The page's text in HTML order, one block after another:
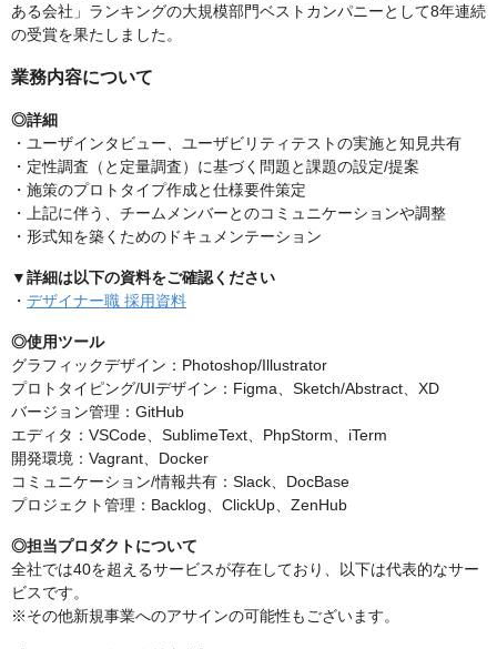
ある会社」ランキングの大規模部門ベストカンパニーとして8年連続
の受賞を果たしました。
業務内容について
◎詳細
・ユーザインタビュー、ユーザビリティテストの実施と知見共有
・定性調査（と定量調査）に基づく問題と課題の設定/提案
・施策のプロトタイプ作成と仕様要件策定
・上記に伴う、チームメンバーとのコミュニケーションや調整
・形式知を築くためのドキュメンテーション
▼詳細は以下の資料をご確認ください
・ デザイナー職 採用資料
◎使用ツール
グラフィックデザイン：Photoshop/Illustrator
プロトタイピング/UIデザイン：Figma、Sketch/Abstract、XD
バージョン管理：GitHub
エディタ：VSCode、SublimeText、PhpStorm、iTerm
開発環境：Vagrant、Docker
コミュニケーション/情報共有：Slack、DocBase
プロジェクト管理：Backlog、ClickUp、ZenHub
◎担当プロダクトについて
全社では40を超えるサービスが存在しており、以下は代表的なサー
ビスです。
※その他新規事業へのアサインの可能性もございます。